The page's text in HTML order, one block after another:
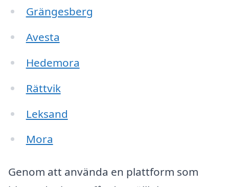
Grängesberg
Avesta
Hedemora
Rättvik
Leksand
Mora
Genom att använda en plattform som